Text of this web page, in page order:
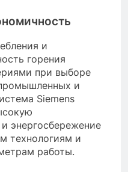
и
горения
при выборе
и
Siemens
энергосбережение
технологиям и
работы.